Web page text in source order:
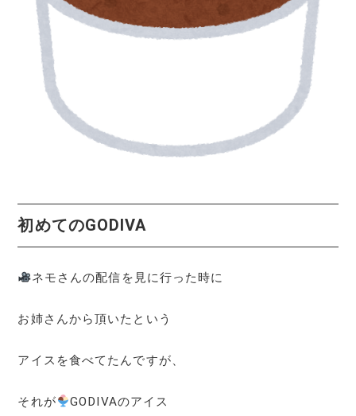
初めてのGODIVA
ネモさんの配信を見に行った時に
お姉さんから頂いたという
アイスを食べてたんですが、
それが GODIVAのアイス